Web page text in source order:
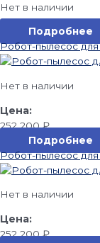
Нет в наличии
Подробнее
Робот-пылесос для
Нет в наличии
252 200₽
Подробнее
Робот-пылесос
Нет в наличии
252 200₽